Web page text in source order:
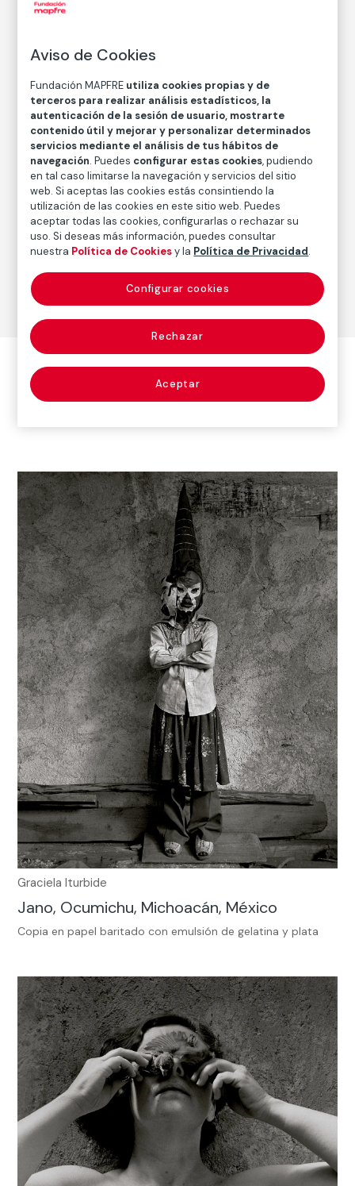
Medidas
Medidas papel: 40,5 × 50,6 cm
Inventario
FM000740
Fecha
1979
Autor
Graciela Iturbide
Nacimiento: Ciudad de México, 1942
Fotografía
Otras obras del autor
Graciela Iturbide
Jano, Ocumichu, Michoacán, México
Copia en papel baritado con emulsión de gelatina y plata
Aviso de Cookies
Fundación MAPFRE utiliza cookies propias y de
terceros para realizar análisis estadísticos, la
autenticación de la sesión de usuario, mostrarte
contenido útil y mejorar y personalizar determinados
servicios mediante el análisis de tus hábitos de
navegación. Puedes configurar estas cookies, pudiendo
en tal caso limitarse la navegación y servicios del sitio
web. Si aceptas las cookies estás consintiendo la
utilización de las cookies en este sitio web. Puedes
aceptar todas las cookies, configurarlas o rechazar su
uso. Si deseas más información, puedes consultar
nuestra Política de Cookiesy la Política de Privacidad.
Rechazar
Aceptar
Configurar cookies